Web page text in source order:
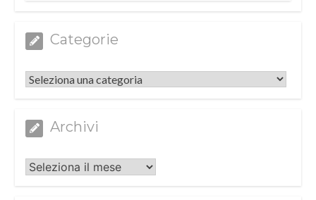
Categorie
Categorie
Archivi
Archivi